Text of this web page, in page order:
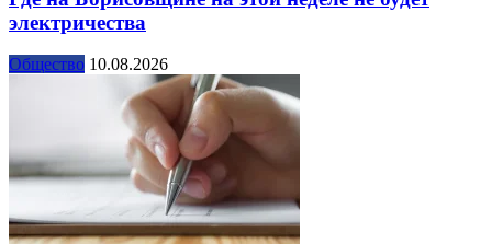
электричества
Общество 10.08.2026